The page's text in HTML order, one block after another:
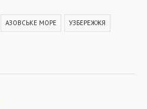
АЗОВСЬКЕ МОРЕ УЗБЕРЕЖЖЯ